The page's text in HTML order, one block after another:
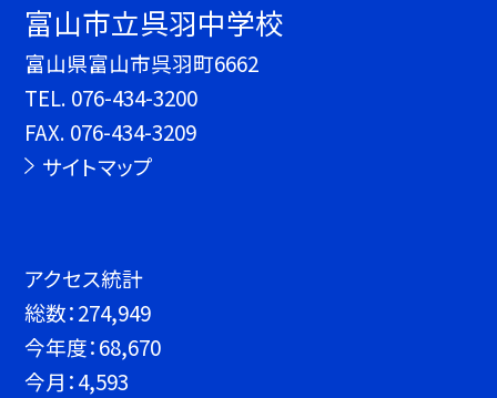
富山市立呉羽中学校
富山県富山市呉羽町6662
TEL. 076-434-3200
FAX. 076-434-3209
サイトマップ
アクセス統計
総数：274,949
今年度：68,670
今月：4,593